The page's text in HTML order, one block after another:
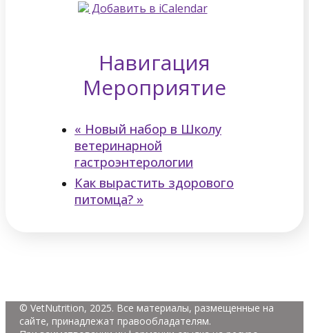
Добавить в iCalendar
Навигация
Мероприятие
« Новый набор в Школу
ветеринарной
гастроэнтерологии
Как вырастить здорового
питомца? »
© VetNutrition, 2025. Все материалы, размещенные на
сайте, принадлежат правообладателям.